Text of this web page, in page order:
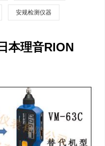
安规检测仪器
本理音RION